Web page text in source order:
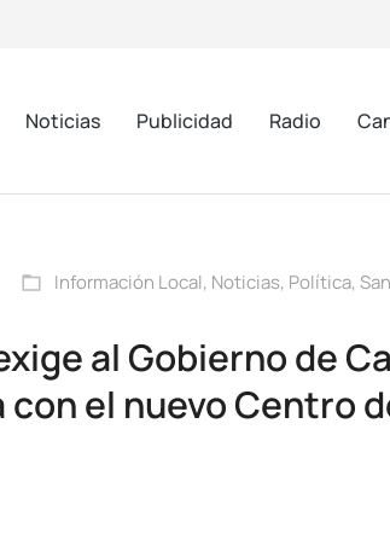
Noticias Publicidad Radio
Información Local, Noticias, Política,
al Gobierno de
el nuevo Centro